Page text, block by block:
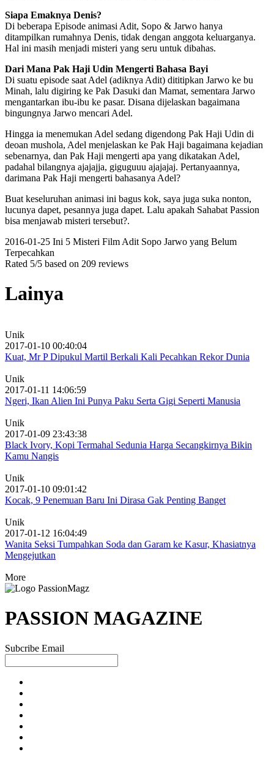
Siapa Emaknya Denis?
Di beberapa Episode animasi Adit, Sopo & Jarwo hanya
ditampilkan rumahnya Denis, tidak dengan anggota keluarganya.
Hal ini masih menjadi misteri yang seru untuk dibahas.
Dari Mana Pak Haji Udin Mengerti Bahasa Bayi
Di suatu episode saat Adel (adiknya Adit) dititipkan Jarwo ke bu
Minah, lalu digiring ke Pak Dasuki dan Mamat, sementara Jarwo
mengantarkan ibu-ibu ke pasar. Disana dijelaskan bagaimana
bingungnya Jarwo mencari Adel.
Hingga ia menemukan Adel sedang digendong Pak Haji Udin di
deoan mushola, Adel menjelaskan ke Pak Haji bagaimana kejadian
sebenarnya, dan Pak Haji mengerti apa yang dikatakan Adel,
padahal bilangnya ajajajja, giguguuu ajajajaj. Pertanyaannya,
darimana Pak Haji mengerti bahasanya Adel?
Buat keseluruhan animasi ini bagus kok, saya juga suka nonton,
lucunya dapet, pesannya juga dapet. Lalu apakah Sahabat Passion
bisa menjawab misteri tersebut?.
2016-01-25 Ini 5 Misteri Film Adit Sopo Jarwo yang Belum
Terpecahkan
Rated 5/5 based on 209 reviews
Lainya
Unik
2017-01-10 00:40:04
Kuat, Mr P Dipukul Martil Berkali Kali Pecahkan Rekor Dunia
Unik
2017-01-11 14:06:59
Ngeri, Ikan Alien Ini Punya Paku Serta Gigi Seperti Manusia
Unik
2017-01-09 23:43:38
Black Ivory, Kopi Termahal Sedunia Harga Secangkirnya Bikin
Kamu Nangis
Unik
2017-01-10 09:01:42
Kocak, 9 Penemuan Baru Ini Dirasa Gak Penting Banget
Unik
2017-01-12 16:04:49
Wanita Seksi Tumpahkan Soda dan Garam ke Kasur, Khasiatnya
Mengejutkan
More
PASSION MAGAZINE
Subcribe Email